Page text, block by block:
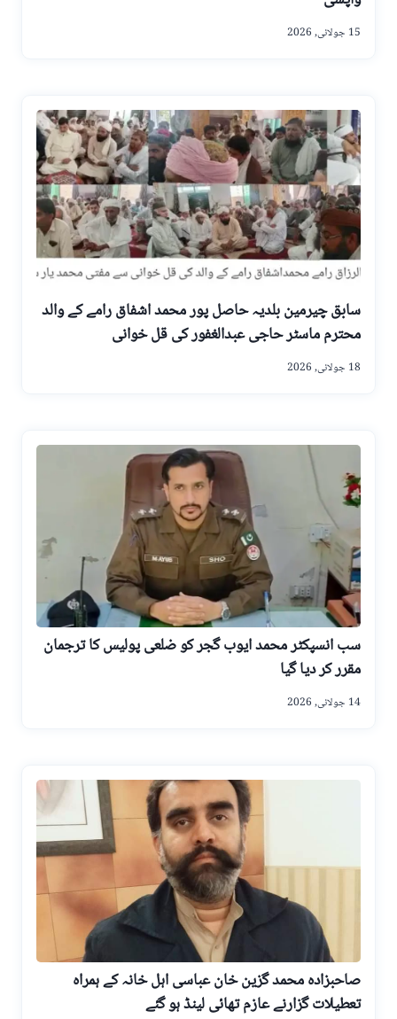
15 جولائی, 2026
سابق چیرمین بلدیہ حاصل پور محمد اشفاق رامے کے والد
محترم ماسٹر حاجی عبدالغفور کی قل خوانی
18 جولائی, 2026
سب انسپکٹر محمد ایوب گجر کو ضلعی پولیس کا ترجمان
مقرر کر دیا گیا
14 جولائی, 2026
صاحبزادہ محمد گزین خان عباسی اہل خانہ کے ہمراہ
تعطیلات گزارنے عازم تھائی لینڈ ہو گئے